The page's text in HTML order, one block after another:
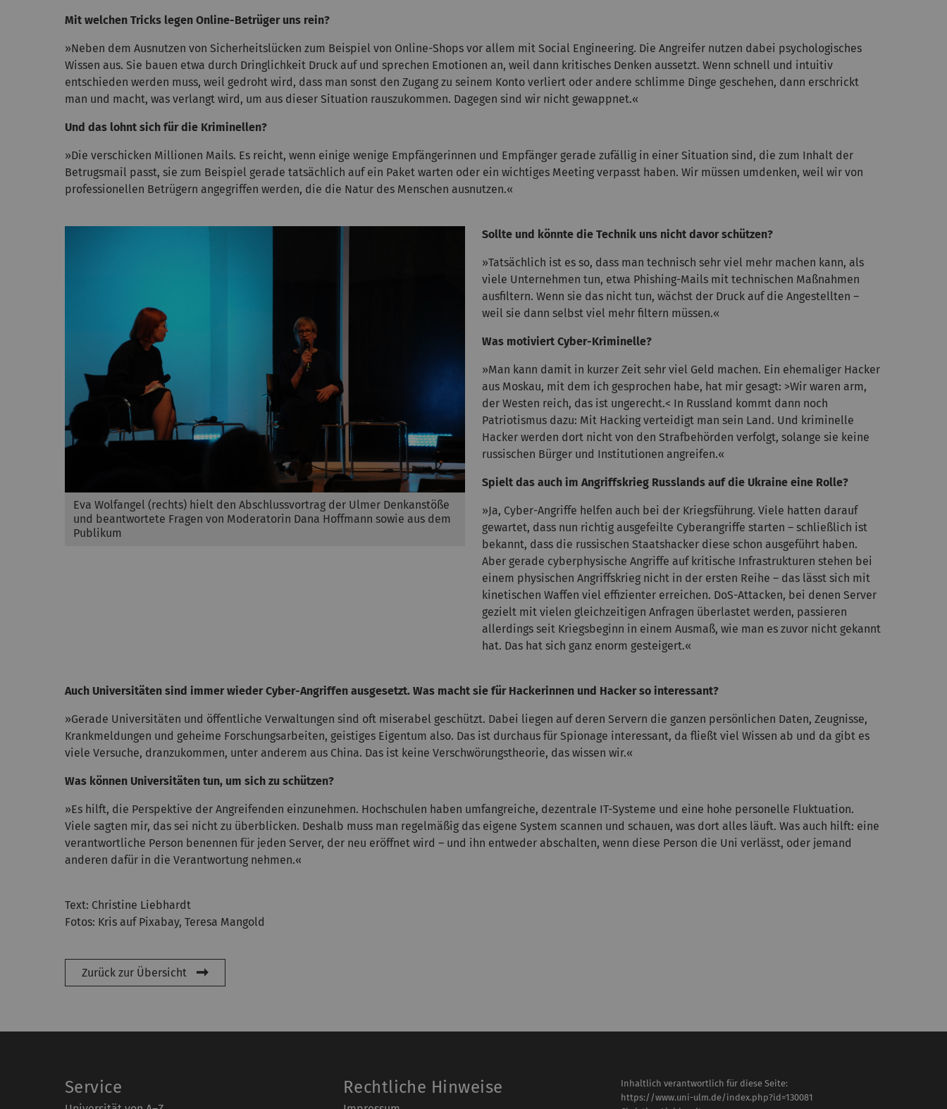
Mit welchen Tricks legen Online-Betrüger uns rein?
»Neben dem Ausnutzen von Sicherheitslücken zum Beispiel von Online-Shops vor allem mit Social Engineering. Die Angreifer nutzen dabei psychologisches
Wissen aus. Sie bauen etwa durch Dringlichkeit Druck auf und sprechen Emotionen an, weil dann kritisches Denken aussetzt. Wenn schnell und intuitiv
entschieden werden muss, weil gedroht wird, dass man sonst den Zugang zu seinem Konto verliert oder andere schlimme Dinge geschehen, dann erschrickt
man und macht, was verlangt wird, um aus dieser Situation rauszukommen. Dagegen sind wir nicht gewappnet.«
Und das lohnt sich für die Kriminellen?
»Die verschicken Millionen Mails. Es reicht, wenn einige wenige Empfängerinnen und Empfänger gerade zufällig in einer Situation sind, die zum Inhalt der
Betrugsmail passt, sie zum Beispiel gerade tatsächlich auf ein Paket warten oder ein wichtiges Meeting verpasst haben. Wir müssen umdenken, weil wir von
professionellen Betrügern angegriffen werden, die die Natur des Menschen ausnutzen.«
Eva Wolfangel (rechts) hielt den Abschlussvortrag der Ulmer Denkanstöße
und beantwortete Fragen von Moderatorin Dana Hoffmann sowie aus dem
Publikum
Sollte und könnte die Technik uns nicht davor schützen?
»Tatsächlich ist es so, dass man technisch sehr viel mehr machen kann, als
viele Unternehmen tun, etwa Phishing-Mails mit technischen Maßnahmen
ausfiltern. Wenn sie das nicht tun, wächst der Druck auf die Angestellten –
weil sie dann selbst viel mehr filtern müssen.«
Was motiviert Cyber-Kriminelle?
»Man kann damit in kurzer Zeit sehr viel Geld machen. Ein ehemaliger Hacker
aus Moskau, mit dem ich gesprochen habe, hat mir gesagt: >Wir waren arm,
der Westen reich, das ist ungerecht.< In Russland kommt dann noch
Patriotismus dazu: Mit Hacking verteidigt man sein Land. Und kriminelle
Hacker werden dort nicht von den Strafbehörden verfolgt, solange sie keine
russischen Bürger und Institutionen angreifen.«
Spielt das auch im Angriffskrieg Russlands auf die Ukraine eine Rolle?
»Ja, Cyber-Angriffe helfen auch bei der Kriegsführung. Viele hatten darauf
gewartet, dass nun richtig ausgefeilte Cyberangriffe starten – schließlich ist
bekannt, dass die russischen Staatshacker diese schon ausgeführt haben.
Aber gerade cyberphysische Angriffe auf kritische Infrastrukturen stehen bei
einem physischen Angriffskrieg nicht in der ersten Reihe – das lässt sich mit
kinetischen Waffen viel effizienter erreichen. DoS-Attacken, bei denen Server
gezielt mit vielen gleichzeitigen Anfragen überlastet werden, passieren
allerdings seit Kriegsbeginn in einem Ausmaß, wie man es zuvor nicht gekannt
hat. Das hat sich ganz enorm gesteigert.«
Auch Universitäten sind immer wieder Cyber-Angriffen ausgesetzt. Was macht sie für Hackerinnen und Hacker so interessant?
»Gerade Universitäten und öffentliche Verwaltungen sind oft miserabel geschützt. Dabei liegen auf deren Servern die ganzen persönlichen Daten, Zeugnisse,
Krankmeldungen und geheime Forschungsarbeiten, geistiges Eigentum also. Das ist durchaus für Spionage interessant, da fließt viel Wissen ab und da gibt es
viele Versuche, dranzukommen, unter anderem aus China. Das ist keine Verschwörungstheorie, das wissen wir.«
Was können Universitäten tun, um sich zu schützen?
»Es hilft, die Perspektive der Angreifenden einzunehmen. Hochschulen haben umfangreiche, dezentrale IT-Systeme und eine hohe personelle Fluktuation.
Viele sagten mir, das sei nicht zu überblicken. Deshalb muss man regelmäßig das eigene System scannen und schauen, was dort alles läuft. Was auch hilft: eine
verantwortliche Person benennen für jeden Server, der neu eröffnet wird – und ihn entweder abschalten, wenn diese Person die Uni verlässt, oder jemand
anderen dafür in die Verantwortung nehmen.«
Text: Christine Liebhardt
Fotos: Kris auf Pixabay, Teresa Mangold
Zurück zur Übersicht
Service Rechtliche Hinweise
Inhaltlich verantwortlich für diese Seite:
https://www.uni-ulm.de/index.php?id=130081